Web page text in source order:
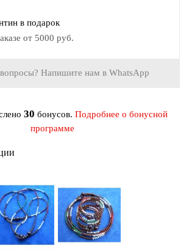
в подарок
от 5000 руб.
Напишите нам в WhatsApp
30 бонусов. Подробнее о бонусной
программе